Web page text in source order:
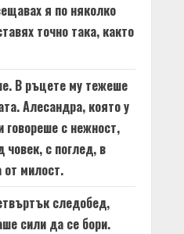
я по няколко
точно така, както
В ръцете му тежеше
Алесандра, която у
говореше с нежност,
човек, с поглед, в
милост.
следобед,
сили да се бори.